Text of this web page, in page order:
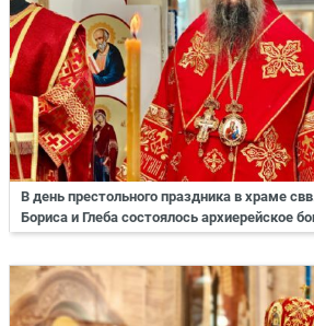
В день престольного праздника в храме
Бориса и Глеба состоялось архиерейское